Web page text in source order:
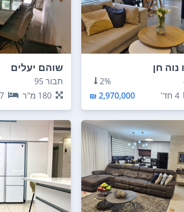
נוה חן
2%
4חד' 2,970,000 ₪
שוהם יעלים
תבור 95
180 מ"ר 7